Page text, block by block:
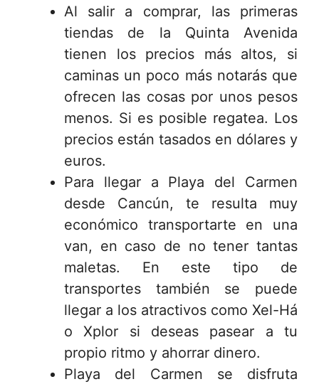
Al salir a comprar, las primeras
tiendas de la Quinta Avenida
tienen los precios más altos, si
caminas un poco más notarás que
ofrecen las cosas por unos pesos
menos. Si es posible regatea. Los
precios están tasados en dólares y
euros.
Para llegar a Playa del Carmen
desde Cancún, te resulta muy
económico transportarte en una
van, en caso de no tener tantas
maletas. En este tipo de
transportes también se puede
llegar a los atractivos como Xel-Há
o Xplor si deseas pasear a tu
propio ritmo y ahorrar dinero.
Playa del Carmen se disfruta